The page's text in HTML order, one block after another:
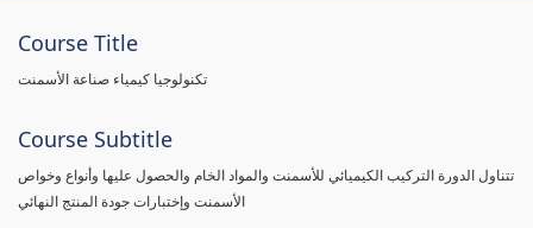
Course Title
تكنولوجيا كيمياء صناعة الأسمنت
Course Subtitle
تتناول الدورة التركيب الكيميائي للأسمنت والمواد الخام والحصول عليها وأنواع وخواص
الأسمنت وإختبارات جودة المنتج النهائي